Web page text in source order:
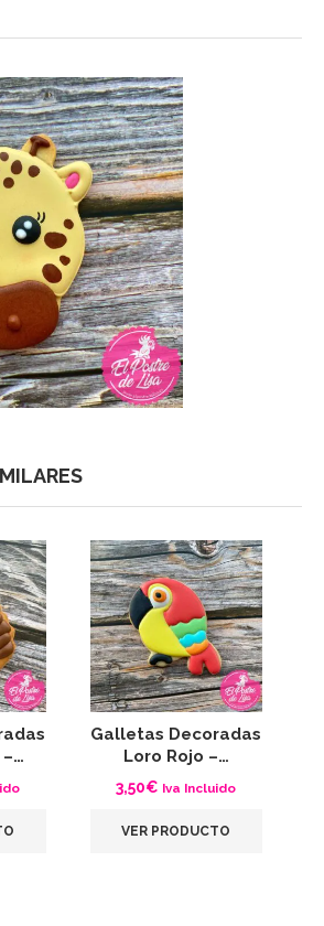
Galletas Decoradas
Loro Rojo –…
3,50€ Iva Incluido
VER PRODUCTO